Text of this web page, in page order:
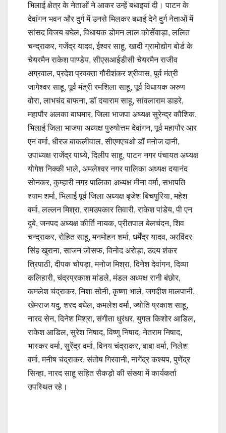
भिलाई क्षेत्र के नेताओं ने आकर उन्हें बधाइयां दी। पाटन के
देवांगन भवन और दुर्ग में उनसे मिलकर बधाई देने दुर्ग नेताओं में
सांसद विजय बघेल, विधायक डोमन लाल कोर्सेवाड़ा, ललित
चन्द्राकर, गजेंद्र यादव, ईश्वर साहू, खादी ग्रामोद्योग बोर्ड के
चेयरमैन राकेश पाण्डेय, सीएसआईडीसी चेयरमैन राजीव
अग्रवाल, प्रदेश प्रवक्ता गौरीशंकर श्रीवास, पूर्व मंत्री
जागेश्वर साहू, पूर्व मंत्री रमशिला साहू, पूर्व विधायक अरुण
वोरा, लाभचंद बाफना, डॉ दयाराम साहू, सांवलाराम डाहरे,
महापौर अलका बाघमार, जिला भाजपा अध्यक्ष सुरेन्द्र कौशिक,
भिलाई जिला भाजपा अध्यक्ष पुरुषोत्तम देवांगन, पूर्व महापौर आर
एन वर्मा, धीरज बाकलीवाल, सीएमएचओ डॉ मनोज दानी,
उपाध्यक्ष राजेंद्र पाध्ये, दिलीप साहू, पाटन नगर पंचायत अध्यक्ष
योगेश निक्की भाले, अमलेश्वर नगर पालिका अध्यक्ष दयानंद
सोनकर, कुम्हारी नगर पालिका अध्यक्ष मीना वर्मा, सभापति
श्याम शर्मा, भिलाई पूर्व जिला अध्यक्ष बृजेश बिचपुरिया, महेश
वर्मा, लल्लन मिश्रा, रामउपकार तिवारी, राकेश पांडेय, पी एन
दुबे, जनपद अध्यक्ष कीर्ति नायक, प्रीतपाल बेलचंदन, शिव
चन्द्राकर, रोहित साहू, मनमोहन शर्मा, धर्मेंद्र यादव, अरविंदर
सिंह खुराना, साजन जोसफ, विनोद अरोड़ा, उदय शंकर
त्रिपाठी, दीपक चोपड़ा, मनोज मिश्रा, दिनेश देवांगन, दिव्या
कलिहारी, चंद्रप्रकाश मांडले, मंडल अध्यक्ष रानी बंछोर,
कमलेश चंद्राकर, निशा सोनी, कृष्णा भाले, जगदीश मालपानी,
खेमराज यदु, शरद बघेल, कमलेश वर्मा, ज्योति प्रकाश साहू,
नारद सेन, दिनेश मिश्रा, संगीता धुरंधर, युगल किशोर आडिल,
राकेश आडिल, सुरेश निषाद, विष्णु निषाद, नेतराम निषाद,
भास्कर वर्मा, सुरेंद्र वर्मा, विनय चंद्राकर, बाबा वर्मा, निलेश
वर्मा, मनीष चंद्राकर, संतोष गिरवानी, नागेंद्र कश्यप, पुणेंद्र
सिन्हा, नारद साहू सहित सैकड़ो की संख्या में कार्यकर्ता
उपस्थित रहे।